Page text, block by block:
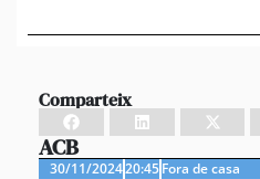
Comparteix
ACB
30/11/202420:45Fora de casa